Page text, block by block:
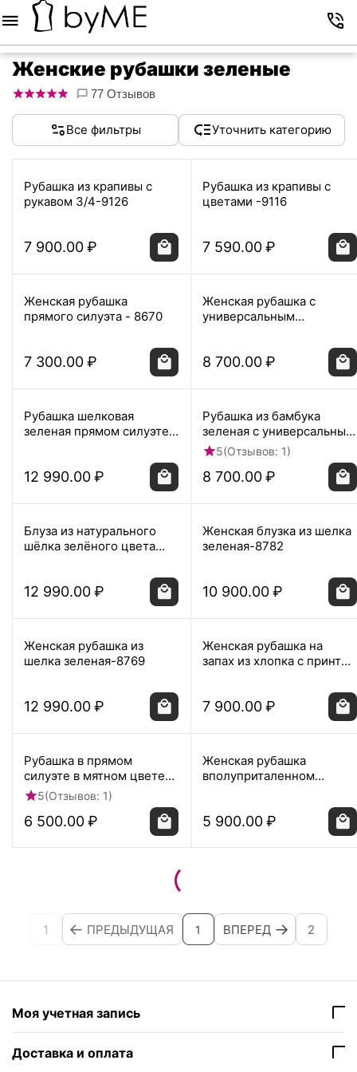
Женские рубашки зеленые
77 Отзывов
Все фильтры Уточнить категорию
Рубашка из крапивы с
рукавом 3/4-9126
7 900.00₽
Рубашка из крапивы с
цветами -9116
7 590.00₽
Женская рубашка
прямого силуэта - 8670
7 300.00₽
Женская рубашка с
универсальным
8 700.00₽
Рубашка шелковая
зеленая прямом силуэте с
12 990.00₽
Рубашка из бамбука
зеленая с универсальным
манжетом - 8960
5(Отзывов: 1)
8 700.00₽
Блуза из натурального
шёлка зелёного цвета
12 990.00₽
Женская блузка из шелка
зеленая-8782
10 900.00₽
Женская рубашка из
шелка зеленая-8769
12 990.00₽
Женская рубашка на
запах из хлопка с принтом
7 900.00₽
Рубашка в прямом
силуэте в мятном цвете
фактурной ткани 8697
5(Отзывов: 1)
6 500.00₽
Женская рубашка
вполуприталенном
5 900.00₽
1 ПРЕДЫДУЩАЯ 1 ВПЕРЕД 2
Моя учетная запись
Доставка и оплата
Меню Корзина Контакты